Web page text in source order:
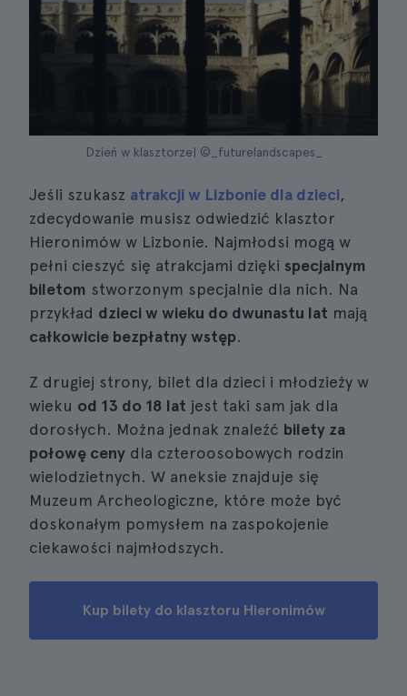
Dzień w klasztorze| ©_futurelandscapes_
Jeśli szukasz atrakcji w Lizbonie dla dzieci,
zdecydowanie musisz odwiedzić klasztor
Hieronimów w Lizbonie. Najmłodsi mogą w
pełni cieszyć się atrakcjami dzięki specjalnym
biletom stworzonym specjalnie dla nich. Na
przykład dzieci w wieku do dwunastu lat mają
całkowicie bezpłatny wstęp.
Z drugiej strony, bilet dla dzieci i młodzieży w
wieku od 13 do 18 lat jest taki sam jak dla
dorosłych. Można jednak znaleźć bilety za
połowę ceny dla czteroosobowych rodzin
wielodzietnych. W aneksie znajduje się
Muzeum Archeologiczne, które może być
doskonałym pomysłem na zaspokojenie
ciekawości najmłodszych.
Kup bilety do klasztoru Hieronimów